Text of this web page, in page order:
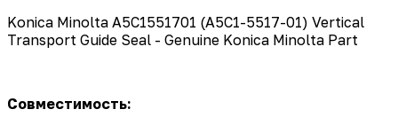
Konica Minolta A5C1551701 (A5C1-5517-01) Vertical
Transport Guide Seal - Genuine Konica Minolta Part
Совместимость: